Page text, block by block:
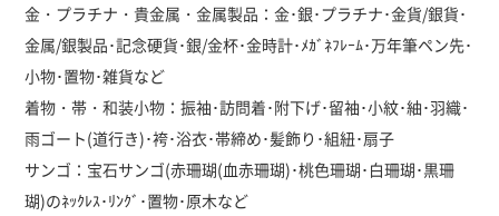
金・プラチナ・貴金属・金属製品：金･銀･プラチナ･金貨/銀貨･
金属/銀製品･記念硬貨･銀/金杯･金時計･ﾒｶﾞﾈﾌﾚｰﾑ･万年筆ペン先･
小物･置物･雑貨など
着物・帯・和装小物：振袖･訪問着･附下げ･留袖･小紋･紬･羽織･
雨ゴート(道行き)･袴･浴衣･帯締め･髪飾り･組紐･扇子
サンゴ：宝石サンゴ(赤珊瑚(血赤珊瑚)･桃色珊瑚･白珊瑚･黒珊
瑚)のﾈｯｸﾚｽ･ﾘﾝｸﾞ･置物･原木など